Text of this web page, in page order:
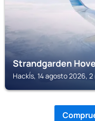
Strandgarden
Hackĺs, 14 agosto 2026,